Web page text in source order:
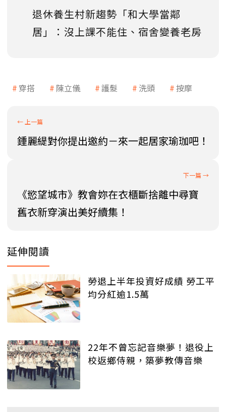
退休養生村新趨勢「和大學當鄰
居」：沒上課不能住、宿舍變養老房
穿搭 陳立儀 護髮 洗頭 按摩
鍾麗緹對你提出邀約－來一起居家瑜珈吧！
《慾望城市》教會妳在衣櫃斷捨離中尋寶
舊衣新穿演出美好續集！
延伸閱讀
勞退上半年投資好成績 勞工平
均分紅逾1.5萬
22年不曾忘記音樂夢！退役上
校返鄉侍親，築夢教傳音樂